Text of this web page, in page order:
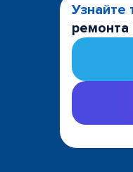
Узнайте
ремонта